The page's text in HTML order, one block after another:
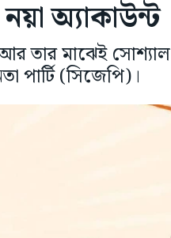
অ্যাকাউন্ট
আর তার মাঝেই সোশ্যাল
পার্টি (সিজেপি)।